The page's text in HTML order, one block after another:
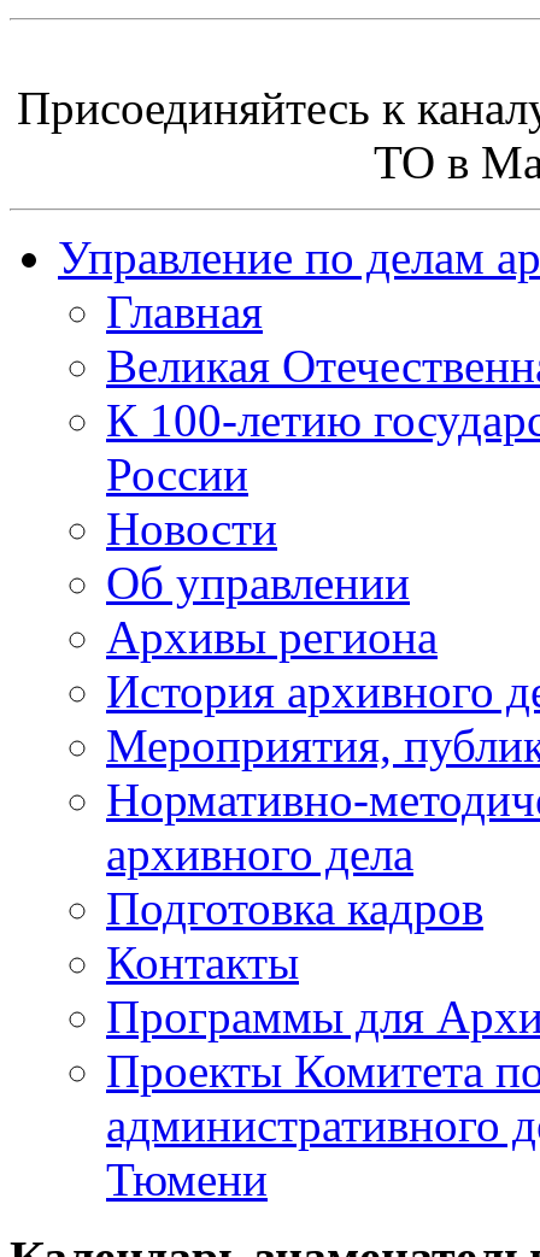
Присоединяйтесь к
ТО в
Управление по делам
Главная
Великая
К 100-летию
России
Новости
Об управлении
Архивы региона
История архивного
Мероприятия,
Нормативно-
архивного дела
Подготовка кадров
Контакты
Программы для
Проекты Комитета
административного
Тюмени